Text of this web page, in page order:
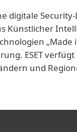
digitale
Künstlicher
„Made
ESET
und